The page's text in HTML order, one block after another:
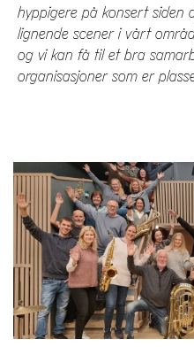
hyppigere på konsert siden
lignende scener i vårt
og vi kan få til et bra
organisasjoner som er